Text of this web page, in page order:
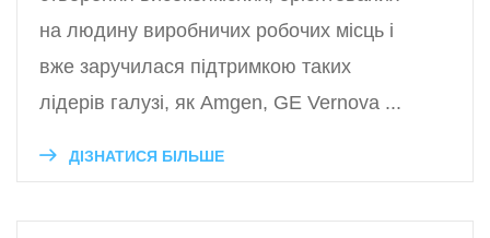
на людину виробничих робочих місць і
вже заручилася підтримкою таких
лідерів галузі, як Amgen, GE Vernova ...
ДІЗНАТИСЯ БІЛЬШЕ